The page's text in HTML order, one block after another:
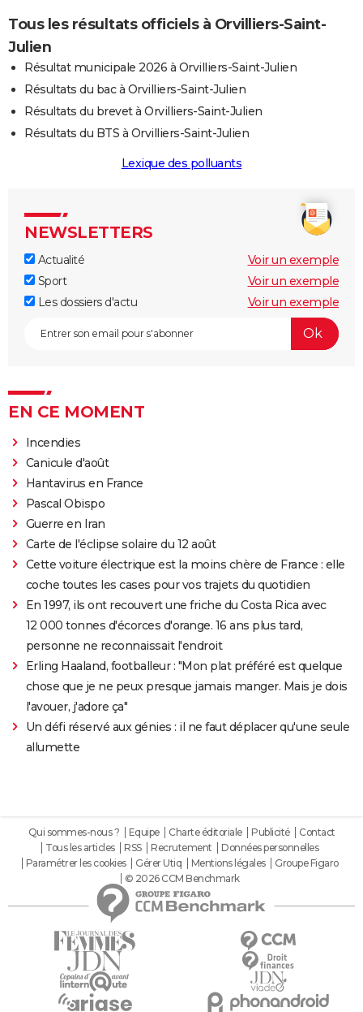
Tous les résultats officiels à Orvilliers-Saint-
Julien
Résultat municipale 2026 à Orvilliers-Saint-Julien
Résultats du bac à Orvilliers-Saint-Julien
Résultats du brevet à Orvilliers-Saint-Julien
Résultats du BTS à Orvilliers-Saint-Julien
Lexique des polluants
NEWSLETTERS
Actualité
Voir un exemple
Sport
Voir un exemple
Les dossiers d'actu
Voir un exemple
EN CE MOMENT
Incendies
Canicule d'août
Hantavirus en France
Pascal Obispo
Guerre en Iran
Carte de l'éclipse solaire du 12 août
Cette voiture électrique est la moins chère de France : elle
coche toutes les cases pour vos trajets du quotidien
En 1997, ils ont recouvert une friche du Costa Rica avec
12 000 tonnes d'écorces d'orange. 16 ans plus tard,
personne ne reconnaissait l'endroit
Erling Haaland, footballeur : "Mon plat préféré est quelque
chose que je ne peux presque jamais manger. Mais je dois
l'avouer, j'adore ça"
Un défi réservé aux génies : il ne faut déplacer qu'une seule
allumette
Qui sommes-nous ? Equipe Charte éditoriale Publicité
Contact
Tous les articles
RSS Recrutement
Données personnelles
Paramétrer les cookies
Gérer Utiq Mentions légales
Groupe Figaro
© 2026 CCM Benchmark